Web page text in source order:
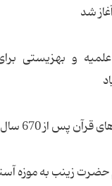
‌شد
و بهزیستی
پس از 670 سال
زینب به موزه